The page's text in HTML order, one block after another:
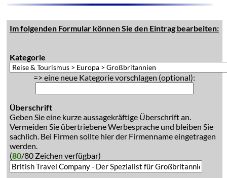
Im folgenden Formular können Sie den Eintrag bearbeiten:
Kategorie
=> eine neue Kategorie vorschlagen (optional):
Überschrift
Geben Sie eine kurze aussagekräftige Überschrift an.
Vermeiden Sie übertriebene Werbesprache und bleiben Sie
sachlich. Bei Firmen sollte hier der Firmenname eingetragen
werden.
(80/80 Zeichen verfügbar)